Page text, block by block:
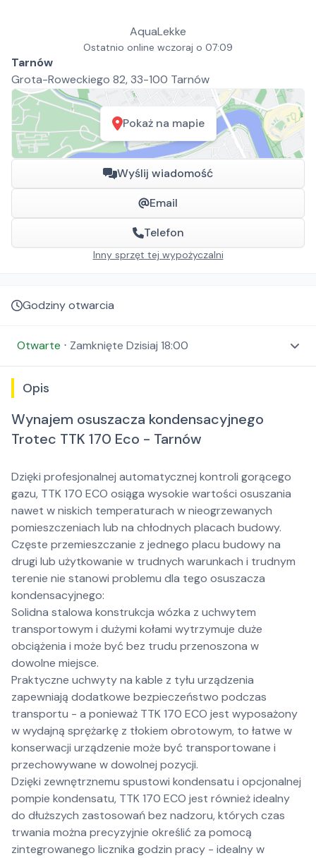
AquaLekke
Ostatnio online wczoraj o 07:09
Tarnów
Grota-Roweckiego 82, 33-100 Tarnów
Pokaż na mapie
Wyślij wiadomość
Email
Telefon
Inny sprzęt tej wypożyczalni
Godziny otwarcia
Otwarte ⋅ Zamknięte Dzisiaj 18:00
Opis
Wynajem osuszacza kondensacyjnego
Trotec TTK 170 Eco - Tarnów
Dzięki profesjonalnej automatycznej kontroli gorącego
gazu, TTK 170 ECO osiąga wysokie wartości osuszania
nawet w niskich temperaturach w nieogrzewanych
pomieszczeniach lub na chłodnych placach budowy.
Częste przemieszczanie z jednego placu budowy na
drugi lub użytkowanie w trudnych warunkach i trudnym
terenie nie stanowi problemu dla tego osuszacza
kondensacyjnego:
Solidna stalowa konstrukcja wózka z uchwytem
transportowym i dużymi kołami wytrzymuje duże
obciążenia i może być bez trudu przenoszona w
dowolne miejsce.
Praktyczne uchwyty na kable z tyłu urządzenia
zapewniają dodatkowe bezpieczeństwo podczas
transportu - a ponieważ TTK 170 ECO jest wyposażony
w wydajną sprężarkę z tłokiem obrotowym, to łatwe w
konserwacji urządzenie może być transportowane i
przechowywane w dowolnej pozycji.
Dzięki zewnętrznemu spustowi kondensatu i opcjonalnej
pompie kondensatu, TTK 170 ECO jest również idealny
do dłuższych zastosowań bez nadzoru, których czas
trwania można precyzyjnie określić za pomocą
zintegrowanego licznika godzin pracy - idealny w